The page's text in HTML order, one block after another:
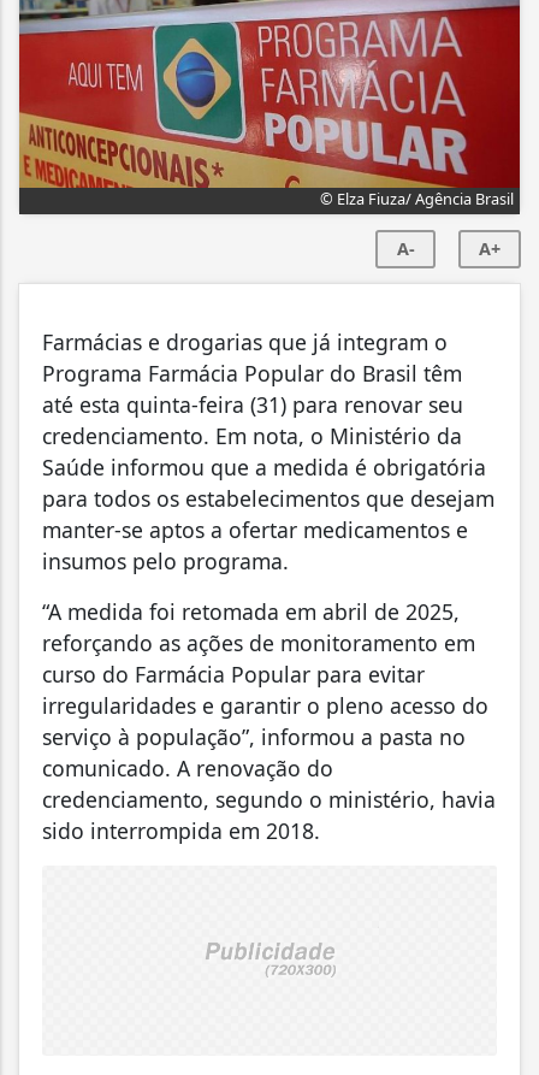
© Elza Fiuza/ Agência Brasil
A- A+
Farmácias e drogarias que já integram o
Programa Farmácia Popular do Brasil têm
até esta quinta-feira (31) para renovar seu
credenciamento. Em nota, o Ministério da
Saúde informou que a medida é obrigatória
para todos os estabelecimentos que desejam
manter-se aptos a ofertar medicamentos e
insumos pelo programa.
“A medida foi retomada em abril de 2025,
reforçando as ações de monitoramento em
curso do Farmácia Popular para evitar
irregularidades e garantir o pleno acesso do
serviço à população”, informou a pasta no
comunicado. A renovação do
credenciamento, segundo o ministério, havia
sido interrompida em 2018.